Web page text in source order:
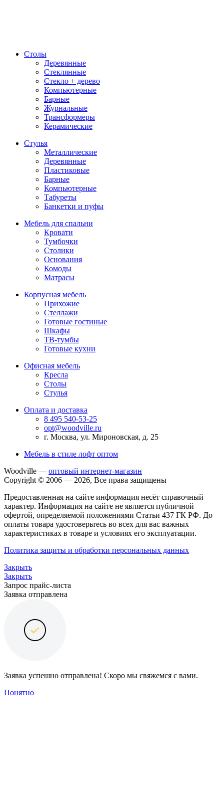
Столы
Деревянные
Стеклянные
Стекло + дерево
Компьютерные
Барные
Журнальные
Трансформеры
Керамические
Стулья
Металлические
Деревянные
Пластиковые
Барные
Компьютерные
Табуреты
Банкетки и пуфы
Мебель для спальни
Кровати
Тумбочки
Столики
Основания
Комоды
Матрасы
Корпусная мебель
Прихожие
Стеллажи
Готовые гостиные
Шкафы
ТВ-тумбы
Готовые кухни
Офисная мебель
Кресла
Столы
Стулья
Оплата и доставка
8 495 540-53-25
opt@woodville.ru
г. Москва, ул. Мироновская, д. 25
Мебель в стиле лофт оптом
Woodville — оптовый интернет-магазин
Copyright © 2006 — 2026, Все права защищены
Предоставленная на сайте информация несёт справочный
характер. Информация на сайте не является публичной
офертой, определяемой положениями Статьи 437 ГК РФ. До
оплаты товара удостоверьтесь во всех для вас важных
характеристиках в товаре и условиях его эксплуатации.
Политика защиты и обработки персональных данных
Закрыть
Закрыть
Запрос прайс-листа
Заявка отправлена
Заявка успешно отправлена! Скоро мы свяжемся с вами.
Понятно